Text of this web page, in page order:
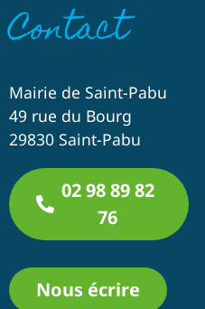
Contact
Mairie de Saint-Pabu
49 rue du Bourg
29830 Saint-Pabu
02 98 89 82
76
Nous écrire